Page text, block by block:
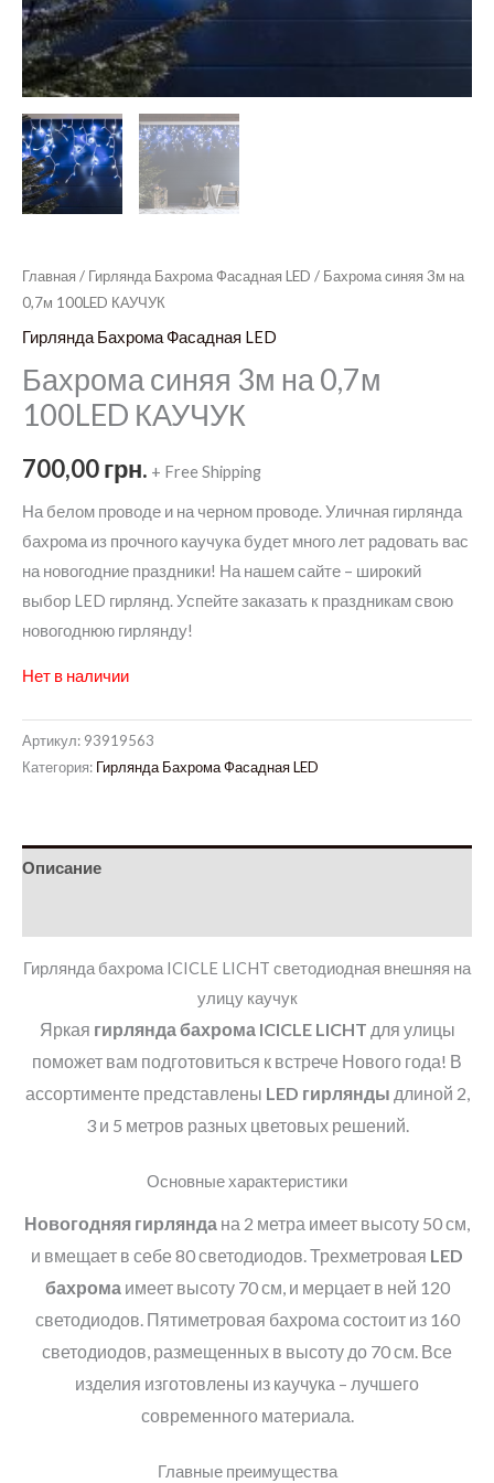
Главная / Гирлянда Бахрома Фасадная LED / Бахрома синяя 3м на
0,7м 100LED КАУЧУК
Гирлянда Бахрома Фасадная LED
Бахрома синяя 3м на 0,7м
100LED КАУЧУК
700,00грн. + Free Shipping
На белом проводе и на черном проводе. Уличная гирлянда
бахрома из прочного каучука будет много лет радовать вас
на новогодние праздники! На нашем сайте – широкий
выбор LED гирлянд. Успейте заказать к праздникам свою
новогоднюю гирлянду!
Нет в наличии
Артикул: 93919563
Категория: Гирлянда Бахрома Фасадная LED
Описание
Гирлянда бахрома ICICLE LICHT светодиодная внешняя на
улицу каучук
Яркая гирлянда бахрома ICICLE LICHT для улицы
поможет вам подготовиться к встрече Нового года! В
ассортименте представлены LED гирлянды длиной 2,
3 и 5 метров разных цветовых решений.
Основные характеристики
Новогодняя гирлянда на 2 метра имеет высоту 50 см,
и вмещает в себе 80 светодиодов. Трехметровая LED
бахромаимеет высоту 70 см, и мерцает в ней 120
светодиодов. Пятиметровая бахрома состоит из 160
светодиодов, размещенных в высоту до 70 см. Все
изделия изготовлены из каучука – лучшего
современного материала.
Главные преимущества